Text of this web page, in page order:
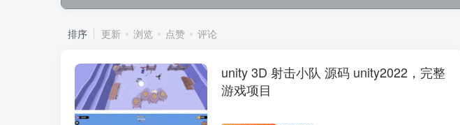
排序 更新 浏览 点赞 评论
unity 3D 射击小队 源码 unity2022，完整
游戏项目